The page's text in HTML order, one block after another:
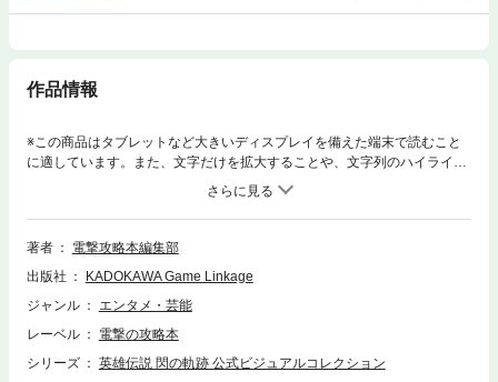
作品情報
※この商品はタブレットなど大きいディスプレイを備えた端末で読むこと
に適しています。また、文字だけを拡大することや、文字列のハイライ
ト、検索、辞書の参照、引用などの機能が使用できません。■「電撃PlayS
tation」用描きおろしや2014年カレンダーイラストなど、各種販促物など
《VII組》メンバー集合イラストを一挙掲載！■設定画・絵コンテ・イメー
ジボードなど初出資料も大公開！■日本ファルコム開発スタッフによる解
てに～』シナリオ完全収録！
著者
電撃攻略本編集部
出版社
KADOKAWA Game Linkage
ジャンル
エンタメ・芸能
レーベル
電撃の攻略本
シリーズ
英雄伝説 閃の軌跡 公式ビジュアルコレクション